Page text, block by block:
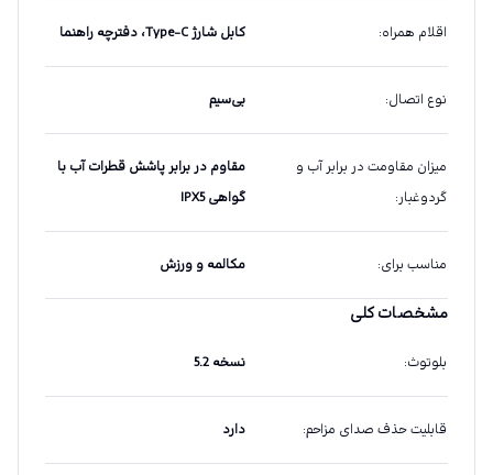
اقلام همراه: کابل شارژ Type-C، دفترچه راهنما
نوع اتصال: بی‌سیم
میزان مقاومت در برابر آب و
گردوغبار:
مقاوم در برابر پاشش قطرات آب با
گواهی IPX5
مناسب برای: مکالمه و ورزش
مشخصات کلی
بلوتوث: نسخه 5.2
قابلیت حذف صدای مزاحم: دارد